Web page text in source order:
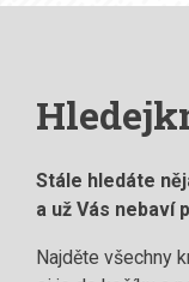
Stále hledáte
a už Vás nebaví
Najděte všechny